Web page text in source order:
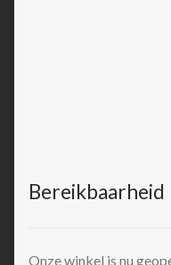
Bereikbaarheid
Onze winkel is nu